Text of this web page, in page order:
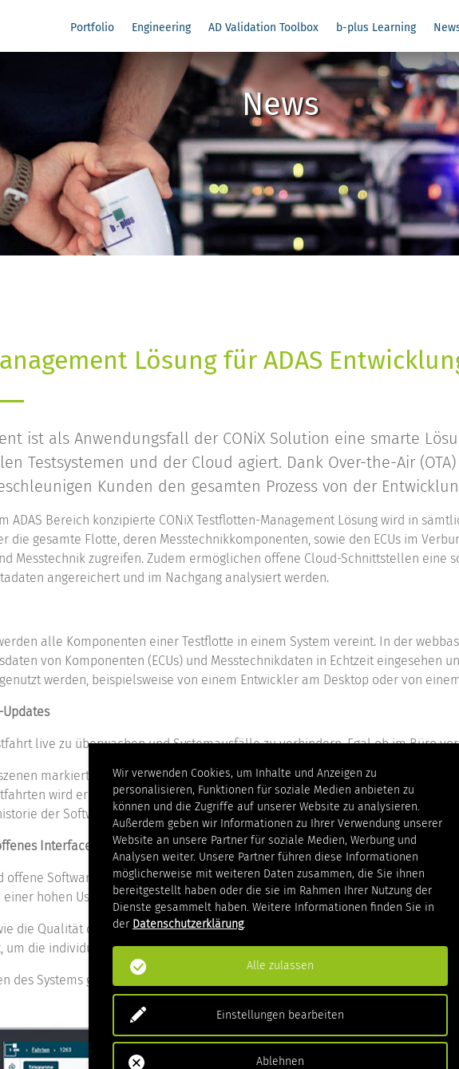
Portfolio Engineering AD Validation Toolbox b-plus Learning
News
Lösung für ADAS
ist als Anwendungsfall der CONiX Solution eine smarte
Testsystemen und der Cloud agiert. Dank Over-the-Air
Kunden den gesamten Prozess von der
ADAS Bereich konzipierte CONiX Testflotten-Management Lösung wird in
die gesamte Flotte, deren Messtechnikkomponenten, sowie den ECUs im
Messtechnik zugreifen. Zudem ermöglichen offene Cloud-Schnittstellen eine
angereichert und im Nachgang analysiert werden.
alle Komponenten einer Testflotte in einem System vereint. In der
von Komponenten (ECUs) und Messtechnikdaten in Echtzeit eingesehen
werden, beispielsweise von einem Entwickler am Desktop oder von
live zu überwachen und Systemausfälle zu verhindern. Egal ob im Büro
markiert und durch Tagging mit Metadaten im Recording gespeichert
wird erleichtert. Dies spart Ressourcen und verkürzt die
der Softwarestände hilft dabei, mögliche Fehler frühzeitig zu erkennen
Interface
offene Software-Architektur, die einfach in bestehende Systeme und
hohen Usability geht eine kurze Realisierungszeit hervor.
die Qualität des Entwicklungsprozesses gesteigert wodurch Kosten und Zeit
die individuelle Anwendbarkeit und langfristige Kompatibilität zu
des Systems getestet werden können, ist ab sofort bestellbar. Weitere
Wir verwenden Cookies, um Inhalte und Anzeigen zu
personalisieren, Funktionen für soziale Medien anbieten zu
können und die Zugriffe auf unserer Website zu analysieren.
Außerdem geben wir Informationen zu Ihrer Verwendung unserer
Website an unsere Partner für soziale Medien, Werbung und
Analysen weiter. Unsere Partner führen diese Informationen
möglicherweise mit weiteren Daten zusammen, die Sie ihnen
bereitgestellt haben oder die sie im Rahmen Ihrer Nutzung der
Dienste gesammelt haben. Weitere Informationen finden Sie in
der Datenschutzerklärung.
Einstellungen bearbeiten
Ablehnen
Alle zulassen